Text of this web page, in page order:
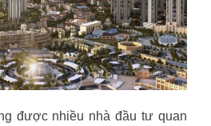
được nhiều nhà đầu tư quan